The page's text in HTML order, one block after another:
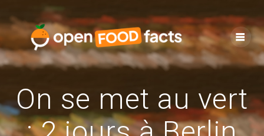
to
content
On se met au vert